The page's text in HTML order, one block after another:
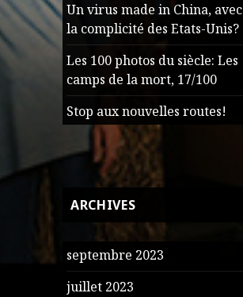
Un virus made in China, avec
la complicité des Etats-Unis?
Les 100 photos du siècle: Les
camps de la mort, 17/100
Stop aux nouvelles routes!
ARCHIVES
septembre 2023
juillet 2023